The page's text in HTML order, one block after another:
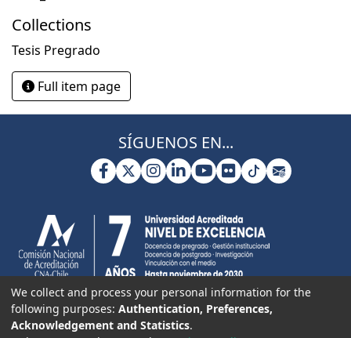
Collections
Tesis Pregrado
Full item page
SÍGUENOS EN...
We collect and process your personal information for the
following purposes: Authentication, Preferences,
Acknowledgement and Statistics.